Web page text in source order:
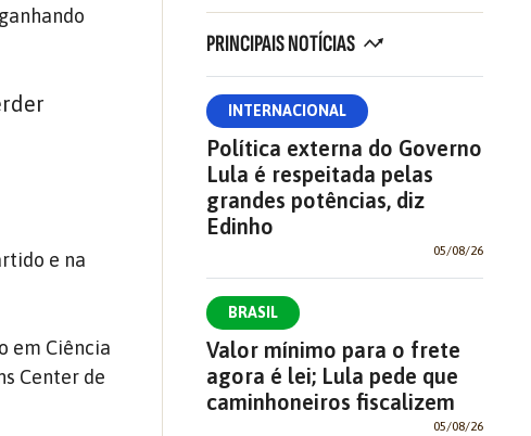
e na
em Ciência
Center de
PRINCIPAIS NOTÍCIAS
INTERNACIONAL
Política externa do Governo
Lula é respeitada pelas
grandes potências, diz
Edinho
05/08/26
BRASIL
Valor mínimo para o frete
agora é lei; Lula pede que
caminhoneiros fiscalizem
05/08/26